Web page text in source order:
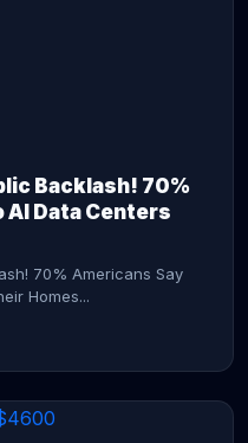
Backlash! 70%
AI Data Centers
70% Americans Say
Homes...